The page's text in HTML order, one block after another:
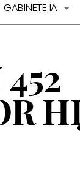
GABINETE IA